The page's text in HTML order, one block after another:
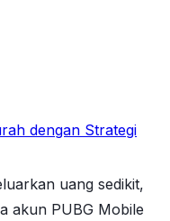
dengan Strategi
uang sedikit,
akun PUBG Mobile